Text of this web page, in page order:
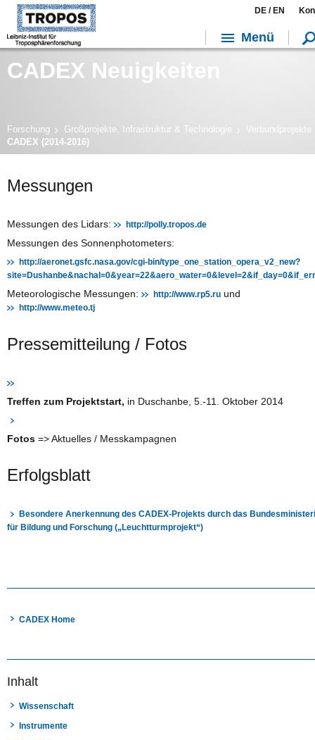
CADEX Neuigkeiten
Forschung Großprojekte, Infrastruktur & Technologie
Verbundprojekte
CADEX (2014-2016)
Messungen
Messungen des Lidars: http://polly.tropos.de
Messungen des Sonnenphotometers:
http://aeronet.gsfc.nasa.gov/cgi-bin/type_one_station_opera_v2_new?
Meteorologische Messungen: http://www.rp5.ru und
http://www.meteo.tj
Pressemitteilung / Fotos
Treffen zum Projektstart, in Duschanbe, 5.-11. Oktober 2014
Fotos => Aktuelles / Messkampagnen
Erfolgsblatt
Besondere Anerkennung des CADEX-Projekts durch das
für Bildung und Forschung („Leuchtturmprojekt“)
CADEX Home
Inhalt
Wissenschaft
Instrumente
DE /EN
Menü